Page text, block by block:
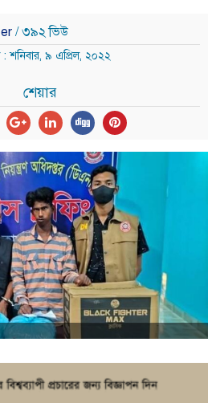
/ ৩৯২ ভিউ
শনিবার, ৯ এপ্রিল, ২০২২
শেয়ার